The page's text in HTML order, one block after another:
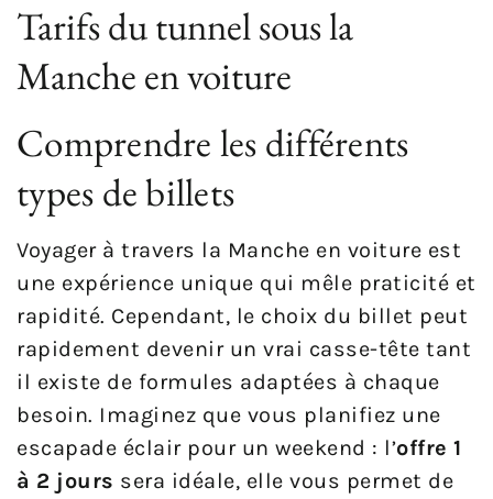
Tarifs du tunnel sous la
Manche en voiture
Comprendre les différents
types de billets
Voyager à travers la Manche en voiture est
une expérience unique qui mêle praticité et
rapidité. Cependant, le choix du billet peut
rapidement devenir un vrai casse-tête tant
il existe de formules adaptées à chaque
besoin. Imaginez que vous planifiez une
escapade éclair pour un weekend : l’offre 1
à 2 jours sera idéale, elle vous permet de